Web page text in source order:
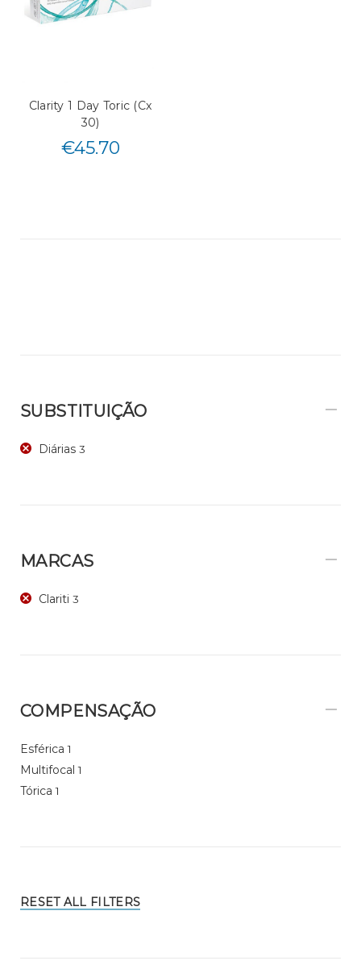
Clarity 1 Day Toric (Cx
30)
€45.70
SUBSTITUIÇÃO
Diárias 3
MARCAS
Clariti 3
COMPENSAÇÃO
Esférica 1
Multifocal 1
Tórica 1
RESET ALL FILTERS